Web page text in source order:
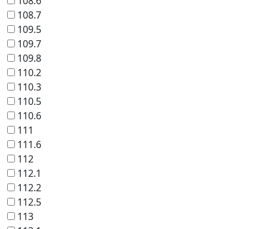
108.7
109.5
109.7
109.8
110.2
110.3
110.5
110.6
111
111.6
112
112.1
112.2
112.5
113